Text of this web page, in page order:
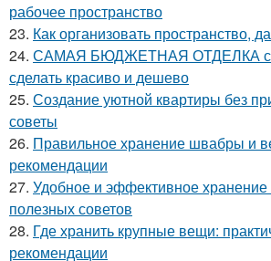
рабочее пространство
23. Как организовать пространство,
24. САМАЯ БЮДЖЕТНАЯ ОТДЕЛКА
сделать красиво и дешево
25. Создание уютной квартиры без
советы
26. Правильное хранение швабры и
рекомендации
27. Удобное и эффективное
полезных советов
28. Где хранить крупные вещи:
рекомендации